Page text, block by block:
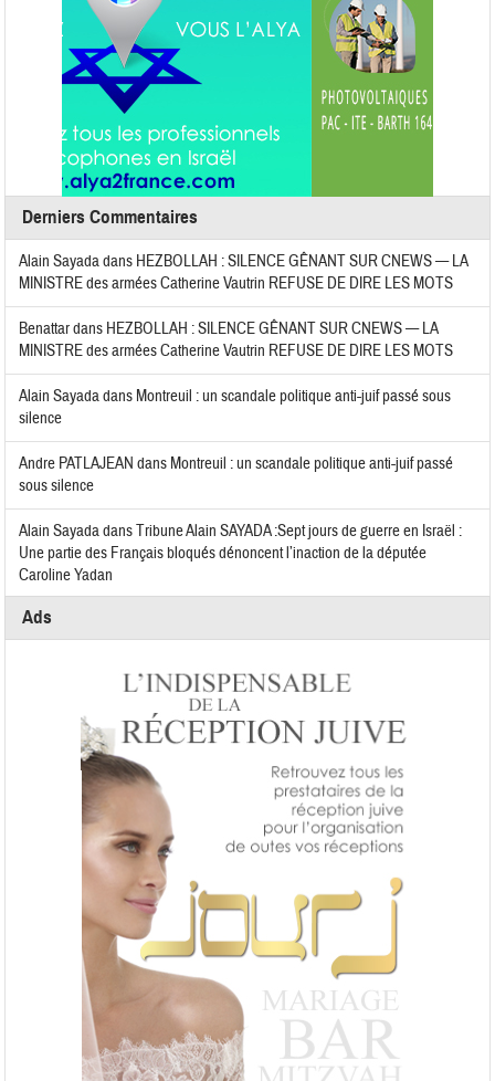
Derniers Commentaires
Alain Sayadadans HEZBOLLAH : SILENCE GÊNANT SUR CNEWS — LA
MINISTRE des armées Catherine Vautrin REFUSE DE DIRE LES MOTS
Benattardans HEZBOLLAH : SILENCE GÊNANT SUR CNEWS — LA
MINISTRE des armées Catherine Vautrin REFUSE DE DIRE LES MOTS
Alain Sayadadans Montreuil : un scandale politique anti-juif passé sous
silence
Andre PATLAJEAN dans Montreuil : un scandale politique anti-juif passé
sous silence
Alain SayadadansTribune Alain SAYADA :Sept jours de guerre en Israël :
Une partie des Français bloqués dénoncent l’inaction de la députée
Caroline Yadan
Ads